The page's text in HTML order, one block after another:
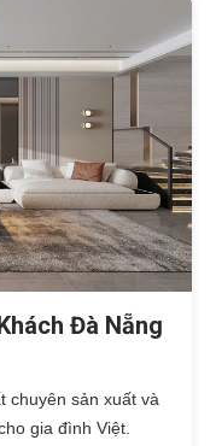
Đà Nẵng
chuyên sản xuất và
gia đình Việt.